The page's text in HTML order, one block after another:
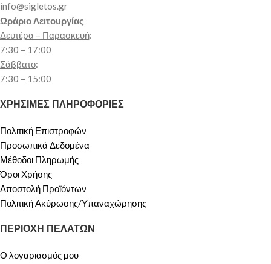
info@sigletos.gr
Ωράριο Λειτουργίας
Δευτέρα – Παρασκευή:
7:30 – 17:00
Σάββατο:
7:30 – 15:00
ΧΡΗΣΙΜΕΣ ΠΛΗΡΟΦΟΡΙΕΣ
Πολιτική Επιστροφών
Προσωπικά Δεδομένα
Μέθοδοι Πληρωμής
Όροι Χρήσης
Αποστολή Προϊόντων
Πολιτική Ακύρωσης/Υπαναχώρησης
ΠΕΡΙΟΧΗ ΠΕΛΑΤΩΝ
Ο λογαριασμός μου